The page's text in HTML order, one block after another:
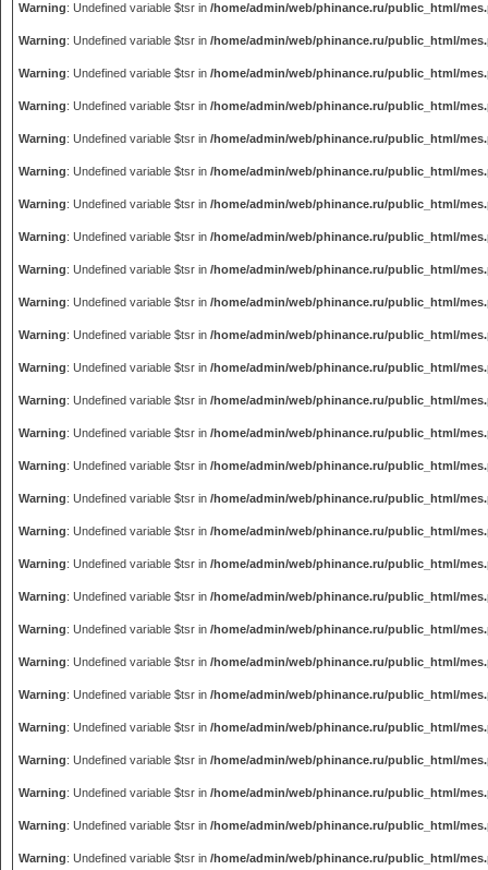
Warning: Undefined variable $tsr in /home/admin/web/phinance.ru/public_html/
Warning: Undefined variable $tsr in /home/admin/web/phinance.ru/public_html/
Warning: Undefined variable $tsr in /home/admin/web/phinance.ru/public_html/
Warning: Undefined variable $tsr in /home/admin/web/phinance.ru/public_html/
Warning: Undefined variable $tsr in /home/admin/web/phinance.ru/public_html/
Warning: Undefined variable $tsr in /home/admin/web/phinance.ru/public_html/
Warning: Undefined variable $tsr in /home/admin/web/phinance.ru/public_html/
Warning: Undefined variable $tsr in /home/admin/web/phinance.ru/public_html/
Warning: Undefined variable $tsr in /home/admin/web/phinance.ru/public_html/
Warning: Undefined variable $tsr in /home/admin/web/phinance.ru/public_html/
Warning: Undefined variable $tsr in /home/admin/web/phinance.ru/public_html/
Warning: Undefined variable $tsr in /home/admin/web/phinance.ru/public_html/
Warning: Undefined variable $tsr in /home/admin/web/phinance.ru/public_html/
Warning: Undefined variable $tsr in /home/admin/web/phinance.ru/public_html/
Warning: Undefined variable $tsr in /home/admin/web/phinance.ru/public_html/
Warning: Undefined variable $tsr in /home/admin/web/phinance.ru/public_html/
Warning: Undefined variable $tsr in /home/admin/web/phinance.ru/public_html/
Warning: Undefined variable $tsr in /home/admin/web/phinance.ru/public_html/
Warning: Undefined variable $tsr in /home/admin/web/phinance.ru/public_html/
Warning: Undefined variable $tsr in /home/admin/web/phinance.ru/public_html/
Warning: Undefined variable $tsr in /home/admin/web/phinance.ru/public_html/
Warning: Undefined variable $tsr in /home/admin/web/phinance.ru/public_html/
Warning: Undefined variable $tsr in /home/admin/web/phinance.ru/public_html/
Warning: Undefined variable $tsr in /home/admin/web/phinance.ru/public_html/
Warning: Undefined variable $tsr in /home/admin/web/phinance.ru/public_html/
Warning: Undefined variable $tsr in /home/admin/web/phinance.ru/public_html/
Warning: Undefined variable $tsr in /home/admin/web/phinance.ru/public_html/